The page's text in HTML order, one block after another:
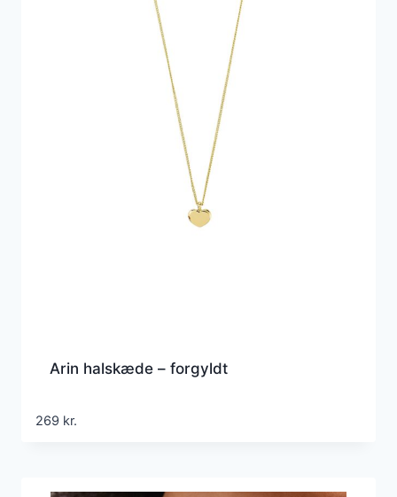
Arin halskæde – forgyldt
269 kr.